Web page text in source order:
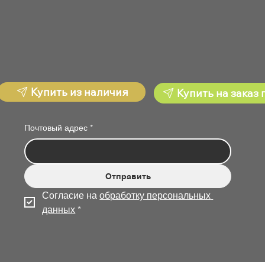
Почтовый адрес *
Отправить
Согласие на обработку персональных
данных *
Купить из наличия Купить на